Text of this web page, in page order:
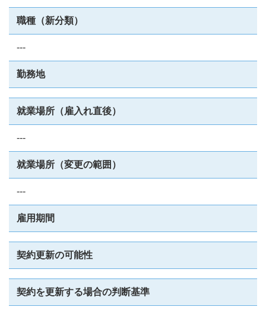
職種（新分類）
---
勤務地
就業場所（雇入れ直後）
---
就業場所（変更の範囲）
---
雇用期間
契約更新の可能性
契約を更新する場合の判断基準